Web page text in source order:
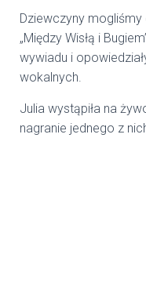
Dziewczyny
„Między Wisłą i
wywiadu i
wokalnych.
Julia wystąpiła na
nagranie jednego z